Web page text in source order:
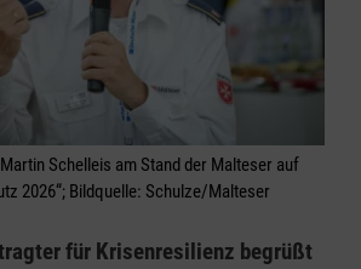
Schelleis am Stand der Malteser auf
2026“; Bildquelle: Schulze/Malteser
für Krisenresilienz begrüßt